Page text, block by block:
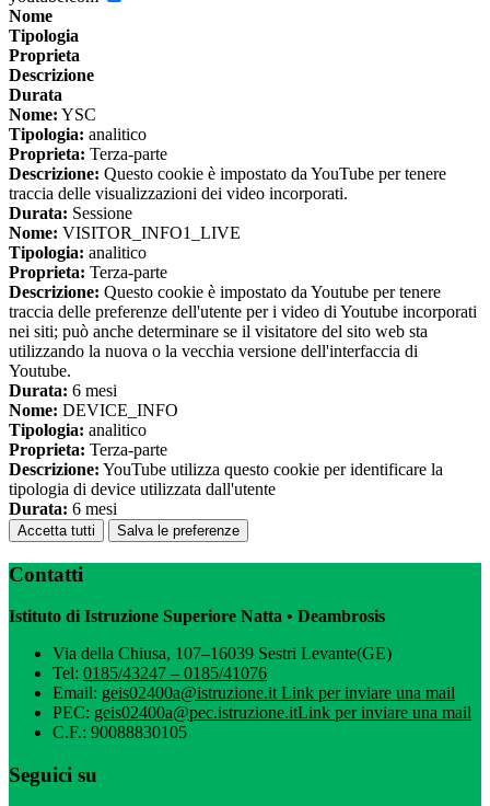
Nome
Tipologia
Proprieta
Descrizione
Durata
Nome: YSC
Tipologia: analitico
Proprieta: Terza-parte
Descrizione: Questo cookie è impostato da YouTube per tenere
traccia delle visualizzazioni dei video incorporati.
Durata: Sessione
Nome: VISITOR_INFO1_LIVE
Tipologia: analitico
Proprieta: Terza-parte
Descrizione: Questo cookie è impostato da Youtube per tenere
traccia delle preferenze dell'utente per i video di Youtube incorporati
nei siti; può anche determinare se il visitatore del sito web sta
utilizzando la nuova o la vecchia versione dell'interfaccia di
Youtube.
Durata: 6 mesi
Nome: DEVICE_INFO
Tipologia: analitico
Proprieta: Terza-parte
Descrizione: YouTube utilizza questo cookie per identificare la
tipologia di device utilizzata dall'utente
Durata: 6 mesi
Accetta tutti Salva le preferenze
Contatti
Istituto di Istruzione Superiore Natta • Deambrosis
Via della Chiusa, 107–16039 Sestri Levante(GE)
Tel: 0185/43247 – 0185/41076
Email: geis02400a@istruzione.itLink per inviare una mail
PEC: geis02400a@pec.istruzione.itLink per inviare una mail
C.F.: 90088830105
Seguici su